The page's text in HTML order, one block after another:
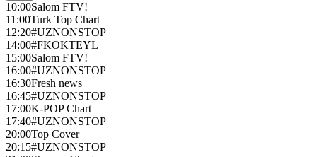
10:00Salom FTV!
11:00Turk Top Chart
12:20#UZNONSTOP
14:00#FKOKTEYL
15:00Salom FTV!
16:00#UZNONSTOP
16:30Fresh news
16:45#UZNONSTOP
17:00K-POP Chart
17:40#UZNONSTOP
20:00Top Cover
20:15#UZNONSTOP